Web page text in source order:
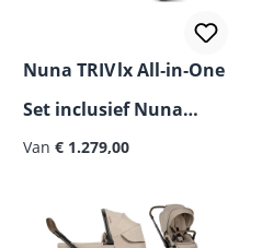
Nuna TRIV lx All‑in‑One
Set inclusief Nuna
ARRA Flex i‑Size
Van € 1.279,00